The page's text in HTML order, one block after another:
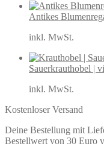
Antikes
inkl. MwSt.
Sauerkrauthobel |
inkl. MwSt.
Kostenloser Versand
Deine Bestellung mit
Bestellwert von 30 Euro